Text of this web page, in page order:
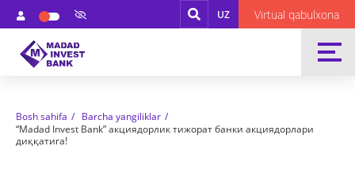
UZ Virtual qabulxona
Bosh sahifa
Barcha yangiliklar
“Madad Invest Bank” акциядорлик тижорат банки акциядорлари
диққатига!